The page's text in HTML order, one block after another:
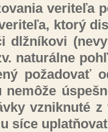
ve­ri­te­ľa
kto­rý
dl­žní­ko­vi
na­tu­rál­ne
po­ža­do­vať
ne­mô­že
vznik­nu­té
sí­ce